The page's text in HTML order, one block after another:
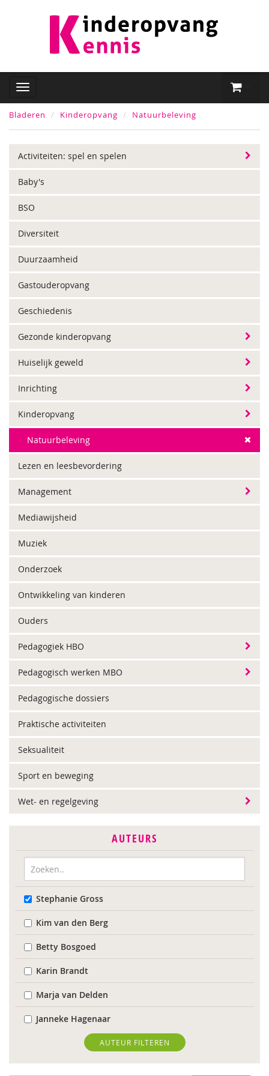
Bladeren Kinderopvang Natuurbeleving
Activiteiten: spel en spelen
Baby's
BSO
Diversiteit
Duurzaamheid
Gastouderopvang
Geschiedenis
Gezonde kinderopvang
Huiselijk geweld
Inrichting
Kinderopvang
Natuurbeleving
Lezen en leesbevordering
Management
Mediawijsheid
Muziek
Onderzoek
Ontwikkeling van kinderen
Ouders
Pedagogiek HBO
Pedagogisch werken MBO
Pedagogische dossiers
Praktische activiteiten
Seksualiteit
Sport en beweging
Wet- en regelgeving
AUTEURS
Stephanie Gross
Kim van den Berg
Betty Bosgoed
Karin Brandt
Marja van Delden
Janneke Hagenaar
Anne Mijke van Harten
Mariëlle Hettinga
AUTEUR FILTEREN